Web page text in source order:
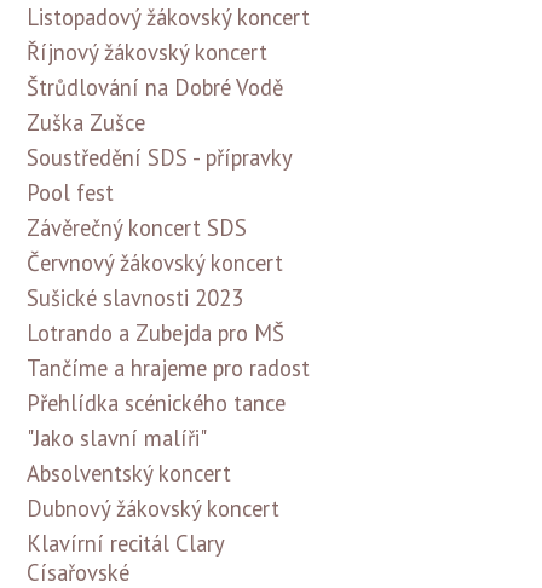
Listopadový žákovský koncert
Říjnový žákovský koncert
Štrůdlování na Dobré Vodě
Zuška Zušce
Soustředění SDS - přípravky
Pool fest
Závěrečný koncert SDS
Červnový žákovský koncert
Sušické slavnosti 2023
Lotrando a Zubejda pro MŠ
Tančíme a hrajeme pro radost
Přehlídka scénického tance
"Jako slavní malíři"
Absolventský koncert
Dubnový žákovský koncert
Klavírní recitál Clary
Císařovské